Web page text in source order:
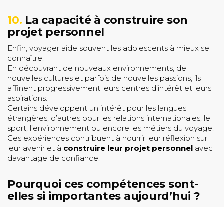
10. La capacité à construire son
projet personnel
Enfin, voyager aide souvent les adolescents à mieux se
connaître.
En découvrant de nouveaux environnements, de
nouvelles cultures et parfois de nouvelles passions, ils
affinent progressivement leurs centres d’intérêt et leurs
aspirations.
Certains développent un intérêt pour les langues
étrangères, d’autres pour les relations internationales, le
sport, l’environnement ou encore les métiers du voyage.
Ces expériences contribuent à nourrir leur réflexion sur
leur avenir et à construire leur projet personnel avec
davantage de confiance.
Pourquoi ces compétences sont-
elles si importantes aujourd’hui ?